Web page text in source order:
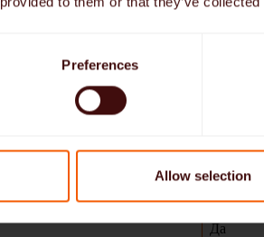
Preferences
Allow selection
на Тялото и Кръвта не е единна
Да
Да